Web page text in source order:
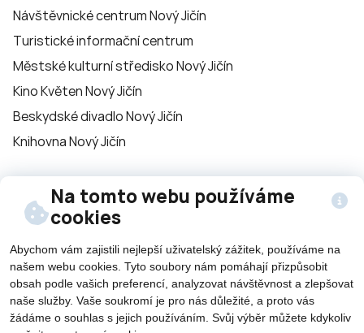
Na tomto webu používáme
cookies
Abychom vám zajistili nejlepší uživatelský zážitek, používáme na
našem webu cookies. Tyto soubory nám pomáhají přizpůsobit
obsah podle vašich preferencí, analyzovat návštěvnost a zlepšovat
naše služby. Vaše soukromí je pro nás důležité, a proto vás
žádáme o souhlas s jejich používáním. Svůj výběr můžete kdykoliv
Návštěvnické centrum Nový Jičín
Turistické informační centrum
Městské kulturní středisko Nový Jičín
Kino Květen Nový Jičín
Beskydské divadlo Nový Jičín
Knihovna Nový Jičín
Sledujte nás na
sítích